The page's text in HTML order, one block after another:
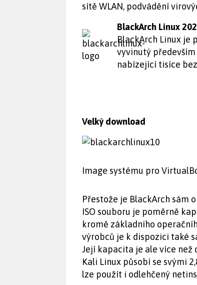
sítě WLAN, podvádění
BlackArch Linux
BlackArch Linux je
vyvinutý
nabízející tisíce
Velký download
Image systému pro
Přestože je BlackArch sám
ISO souboru je poměrně
kromě základního
výrobců je k dispozici také
Její kapacita je ale více než
Kali Linux působí se svými
lze použít i odlehčený